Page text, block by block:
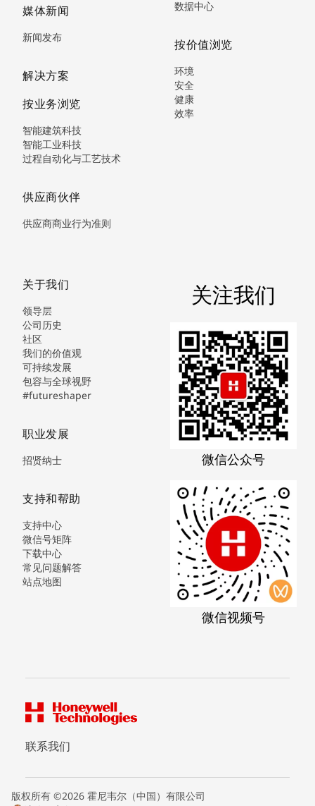
媒体新闻
新闻发布
解决方案
按业务浏览
智能建筑科技
智能工业科技
过程自动化与工艺技术
供应商伙伴
供应商商业行为准则
数据中心
按价值浏览
环境
安全
健康
效率
关于我们
领导层
公司历史
社区
我们的价值观
可持续发展
包容与全球视野
#futureshaper
职业发展
招贤纳士
支持和帮助
支持中心
微信号矩阵
下载中心
常见问题解答
站点地图
关注我们
微信公众号
微信视频号
联系我们
版权所有 ©2026 霍尼韦尔（中国）有限公司